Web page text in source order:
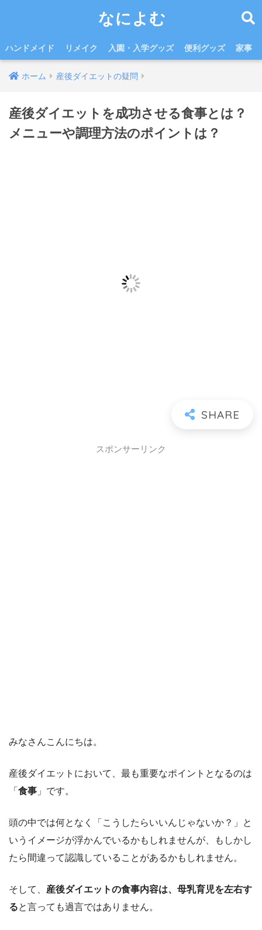
なによむ
ハンドメイド リメイク 入園・入学グッズ 便利グッズ 家事
ホーム 産後ダイエットの疑問
産後ダイエットを成功させる食事とは？
メニューや調理方法のポイントは？
スポンサーリンク
みなさんこんにちは。
産後ダイエットにおいて、最も重要なポイントとなるのは
「 食事 」です。
頭の中では何となく「こうしたらいいんじゃないか？」と
いうイメージが浮かんでいるかもしれませんが、もしかし
たら間違って認識していることがあるかもしれません。
そして、 産後ダイエットの食事内容は、母乳育児を左右す
ると言っても過言ではありません。